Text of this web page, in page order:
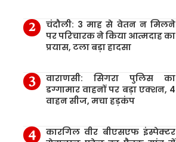
चंदौली: 3 माह से वेतन न मिलने
पर परिचारक ने किया आत्मदाह का
प्रयास, टला बड़ा हादसा
वाराणसी: सिगरा पुलिस का
डग्गामार वाहनों पर बड़ा एक्शन, 4
वाहन सीज, मचा हड़कंप
कारगिल वीर बीएसएफ इंस्पेक्टर